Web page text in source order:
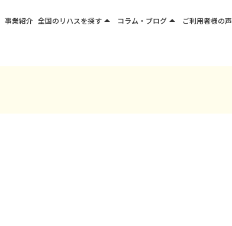
事業紹介 全国のリハスを探すarrow_drop_up コラム・ブログarrow_drop_up ご利用者様の声